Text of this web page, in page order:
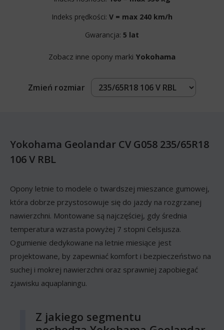
Indeks prędkości: V = max 240 km/h
Gwarancja: 5 lat
Zobacz inne opony marki Yokohama
Zmień rozmiar
Yokohama Geolandar CV G058 235/65R18
106 V RBL
Opony letnie to modele o twardszej mieszance gumowej,
która dobrze przystosowuje się do jazdy na rozgrzanej
nawierzchni. Montowane są najczęściej, gdy średnia
temperatura wzrasta powyżej 7 stopni Celsjusza.
Ogumienie dedykowane na letnie miesiące jest
projektowane, by zapewniać komfort i bezpieczeństwo na
suchej i mokrej nawierzchni oraz sprawniej zapobiegać
zjawisku aquaplaningu.
Z jakiego segmentu